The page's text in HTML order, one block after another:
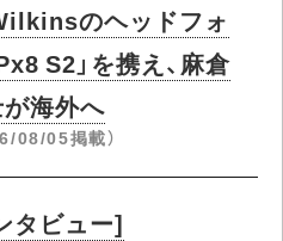
のヘッドフォ
S2」を携え、麻倉
海外へ
08/05掲載）
タビュー]